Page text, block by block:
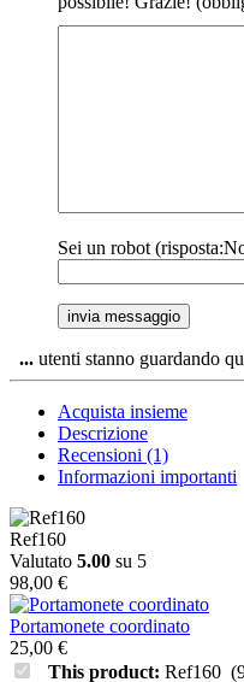
Sei un robot
... utenti stanno guardando
Acquista insieme
Descrizione
Recensioni (1)
Informazioni importanti
Ref160
Valutato 5.00 su 5
98,00 €
Portamonete coordinato
25,00 €
This product: Ref160 (